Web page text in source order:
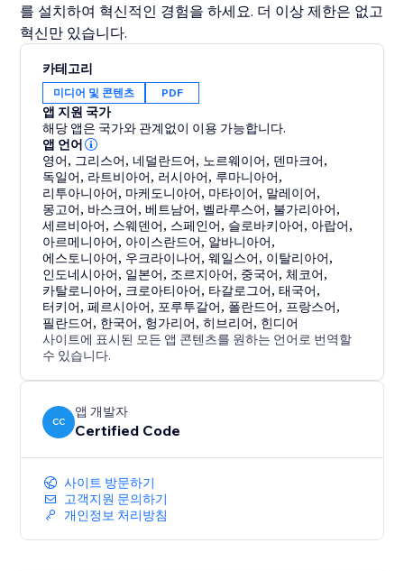
를 설치하여 혁신적인 경험을 하세요. 더 이상 제한은 없고
혁신만 있습니다.
카테고리
미디어 및 콘텐츠 PDF
앱 지원 국가
해당 앱은 국가와 관계없이 이용 가능합니다.
앱 언어
영어, 그리스어, 네덜란드어, 노르웨이어, 덴마크어,
독일어, 라트비아어, 러시아어, 루마니아어,
리투아니아어, 마케도니아어, 마타이어, 말레이어,
몽고어, 바스크어,베트남어, 벨라루스어, 불가리아어,
세르비아어, 스웨덴어, 스페인어, 슬로바키아어, 아랍어,
아르메니아어, 아이스란드어, 알바니아어,
에스토니아어, 우크라이나어,웨일스어, 이탈리아어,
인도네시아어, 일본어, 조르지아어, 중국어, 체코어,
카탈로니아어, 크로아티아어, 타갈로그어,태국어,
터키어,페르시아어, 포루투갈어, 폴란드어, 프랑스어,
필란드어, 한국어, 헝가리어,히브리어, 힌디어
사이트에 표시된 모든 앱 콘텐츠를 원하는 언어로 번역할
수 있습니다.
CC
앱 개발자
Certified Code
사이트 방문하기
고객지원 문의하기
개인정보 처리방침